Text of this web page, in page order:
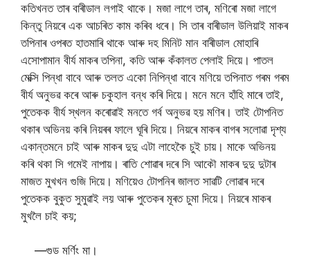
কতিখনত তাৰ বাৰীডাল লগাই থাকে। মজা লাগে তাৰ, মণিৰো মজা লাগে
কিন্তু নিয়ৰে এক আচৰিত কাম কৰিব ধৰে। সি তাৰ বাৰীডাল উলিয়াই মাকৰ
তপিনাৰ ওপৰত হাতমাৰি থাকে আৰু দহ মিনিট মান বাৰীডাল মোহাৰি
এসোপামান বীৰ্য মাকৰ তপিনা, কতি আৰু কঁকালত পেলাই দিয়ে। পাতল
মেক্সি পিন্ধা বাবে আৰু তলত একো নিপিন্ধা বাবে মণিয়ে তপিনাত গৰম গৰম
বীৰ্য অনুভৱ কৰে আৰু চকুহাল বন্ধ কৰি দিয়ে। মনে মনে হাঁহি মাৰে তাই,
পুতেকক বীৰ্য স্খলন কৰোৱাই মনতে গৰ্ব অনুভৱ হয় মণিৰ। তাই টোপনিত
থকাৰ অভিনয় কৰি নিয়ৰৰ ফালে ঘূৰি দিয়ে। নিয়ৰে মাকৰ বাগৰ সলোৱা দৃশ্য
একান্তমনে চাই আৰু মাকৰ দুদু এটা লাহেকৈ চুই চায়। মাকে অভিনয়
কৰি থকা সি গমেই নাপায়। ৰাতি শোৱাৰ দৰে সি আকৌ মাকৰ দুদু দুটাৰ
মাজত মুখখন গুজি দিয়ে। মণিয়েও টোপনিৰ জালত সাৱটি লোৱাৰ দৰে
পুতেকক বুকুত সুমুৱাই লয় আৰু পুতেকৰ মূৰত চুমা দিয়ে। নিয়ৰে মাকৰ
মুখলৈ চাই কয়;
—গুড মৰ্ণিং মা।